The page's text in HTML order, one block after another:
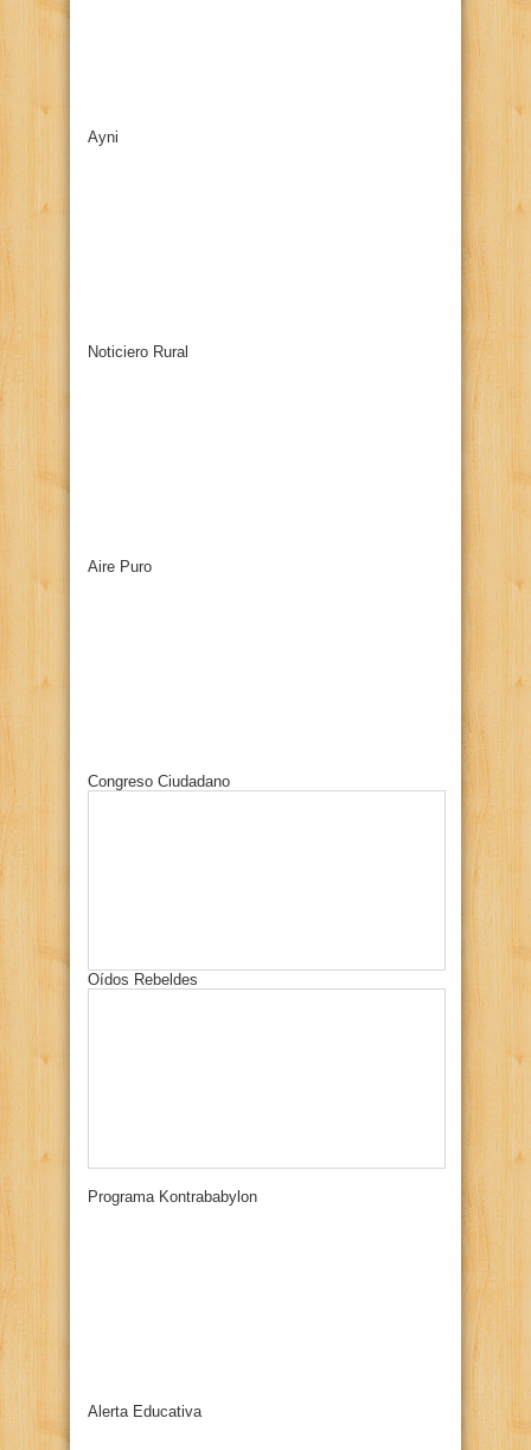
Ayni
Noticiero Rural
Aire Puro
Congreso Ciudadano
Oídos Rebeldes
Programa Kontrababylon
Alerta Educativa